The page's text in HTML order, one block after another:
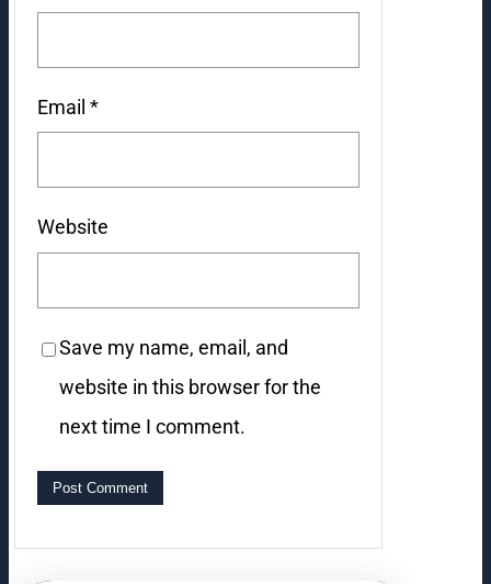
Email *
Website
Save my name, email, and
website in this browser for the
next time I comment.